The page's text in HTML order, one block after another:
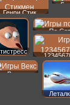
Генри Стик
По
Векс